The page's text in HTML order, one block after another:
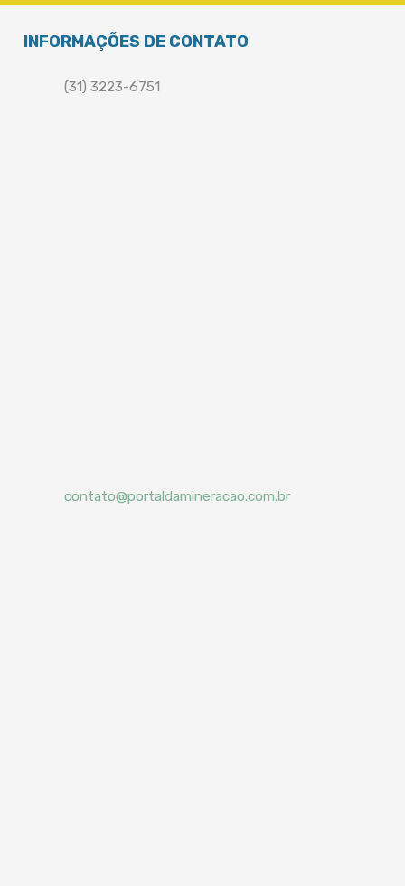
INFORMAÇÕES DE CONTATO
(31) 3223-6751
contato@portaldamineracao.com.br